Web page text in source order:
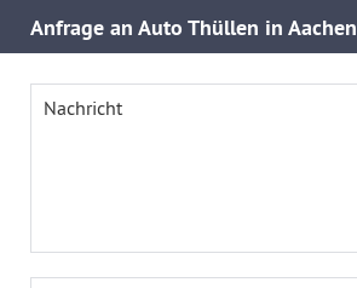
Anfrage an Auto Thüllen in Aachen
Nachricht